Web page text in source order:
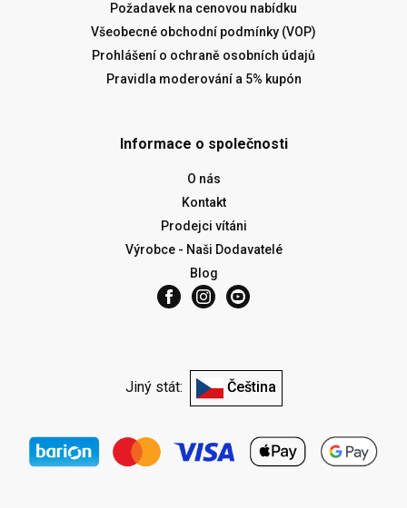
Požadavek na cenovou nabídku
Všeobecné obchodní podmínky (VOP)
Prohlášení o ochraně osobních údajů
Pravidla moderování a 5% kupón
Informace o společnosti
O nás
Kontakt
Prodejci vítáni
Výrobce - Naši Dodavatelé
Blog
Jiný stát: Čeština